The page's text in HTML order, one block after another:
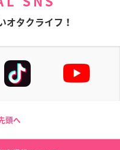
オタクライフ！
頭へ